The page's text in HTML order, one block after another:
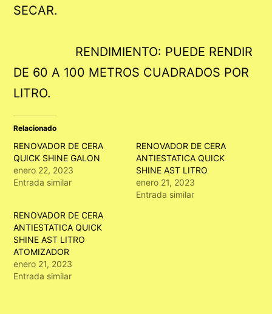
SECAR.
RENDIMIENTO: PUEDE RENDIR
DE 60 A 100 METROS CUADRADOS POR
LITRO.
Relacionado
RENOVADOR DE CERA
QUICK SHINE GALON
enero 22, 2023
Entrada similar
RENOVADOR DE CERA
ANTIESTATICA QUICK
SHINE AST LITRO
enero 21, 2023
Entrada similar
RENOVADOR DE CERA
ANTIESTATICA QUICK
SHINE AST LITRO
ATOMIZADOR
enero 21, 2023
Entrada similar